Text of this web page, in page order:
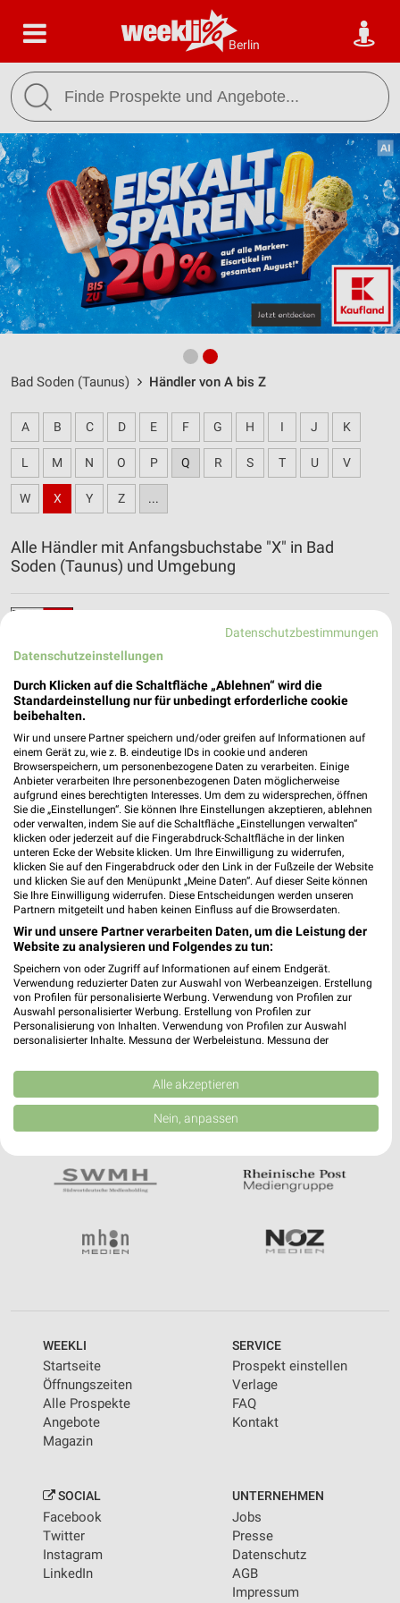
Berlin
Bad Soden (Taunus) Händler von A bis Z
A B C D E F G H I J K
L M N O P Q R S T U V
W X Y Z ...
Alle Händler mit Anfangsbuchstabe "X" in Bad
Soden (Taunus) und Umgebung
Noch mehr Angebote in
der weekli App!
Jetzt kostenlos laden
Prospekte App für Android
Prospekte App für iOS
Kostenlos im App Store erhältlich
WEEKLI
Startseite
Öffnungszeiten
Alle Prospekte
Angebote
Magazin
SERVICE
Prospekt einstellen
Verlage
FAQ
Kontakt
SOCIAL
Facebook
Twitter
Instagram
LinkedIn
UNTERNEHMEN
Jobs
Presse
Datenschutz
AGB
Impressum
Datenschutzbestimmungen
Datenschutzeinstellungen
Durch Klicken auf die Schaltfläche „Ablehnen“ wird die
Standardeinstellung nur für unbedingt erforderliche cookie
beibehalten.
Wir und unsere Partner speichern und/oder greifen auf Informationen auf
einem Gerät zu, wie z. B. eindeutige IDs in cookie und anderen
Browserspeichern, um personenbezogene Daten zu verarbeiten. Einige
Anbieter verarbeiten Ihre personenbezogenen Daten möglicherweise
aufgrund eines berechtigten Interesses. Um dem zu widersprechen, öffnen
Sie die „Einstellungen“. Sie können Ihre Einstellungen akzeptieren, ablehnen
oder verwalten, indem Sie auf die Schaltfläche „Einstellungen verwalten“
klicken oder jederzeit auf die Fingerabdruck-Schaltfläche in der linken
unteren Ecke der Website klicken. Um Ihre Einwilligung zu widerrufen,
klicken Sie auf den Fingerabdruck oder den Link in der Fußzeile der Website
und klicken Sie auf den Menüpunkt „Meine Daten“. Auf dieser Seite können
Sie Ihre Einwilligung widerrufen. Diese Entscheidungen werden unseren
Partnern mitgeteilt und haben keinen Einfluss auf die Browserdaten.
Wir und unsere Partner verarbeiten Daten, um die Leistung der
Website zu analysieren und Folgendes zu tun:
Speichern von oder Zugriff auf Informationen auf einem Endgerät.
Verwendung reduzierter Daten zur Auswahl von Werbeanzeigen. Erstellung
von Profilen für personalisierte Werbung. Verwendung von Profilen zur
Auswahl personalisierter Werbung. Erstellung von Profilen zur
Personalisierung von Inhalten. Verwendung von Profilen zur Auswahl
personalisierter Inhalte. Messung der Werbeleistung. Messung der
Kombinationen von Daten aus verschiedenen Quellen. Entwicklung und
Verbesserung der Angebote. Verwendung reduzierter Daten zur Auswahl
von Inhalten.
Daten können außerhalb der Europäischen Union weitergegeben und in die
Website/App.
Partnerliste anzeigen (1 IAB-Anbieter)
IAB-Verarbeitungszwecke:
Speichern von oder Zugriff auf Informationen
Erstellung von Profilen für personalisierte
Werbung
Verwendung von Profilen zur Auswahl
personalisierter Werbung
Verwendung von Profilen zur Auswahl
personalisierter Inhalte
Messung der Werbeleistung
Alle akzeptieren
Nein, anpassen